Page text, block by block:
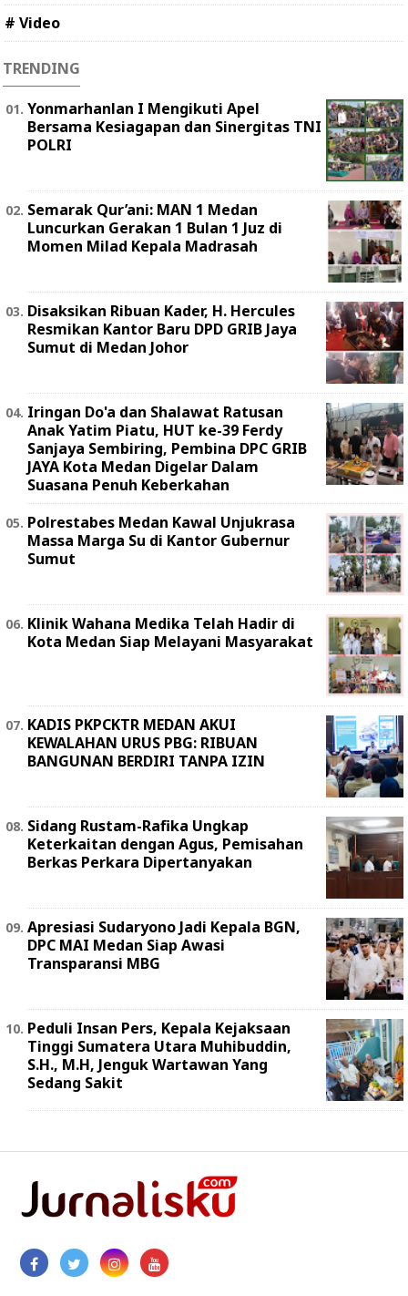
# Video
TRENDING
Yonmarhanlan I Mengikuti Apel
Bersama Kesiagapan dan Sinergitas TNI
POLRI
Semarak Qur’ani: MAN 1 Medan
Luncurkan Gerakan 1 Bulan 1 Juz di
Momen Milad Kepala Madrasah
Disaksikan Ribuan Kader, H. Hercules
Resmikan Kantor Baru DPD GRIB Jaya
Sumut di Medan Johor
Iringan Do'a dan Shalawat Ratusan
Anak Yatim Piatu, HUT ke-39 Ferdy
Sanjaya Sembiring, Pembina DPC GRIB
JAYA Kota Medan Digelar Dalam
Suasana Penuh Keberkahan
Polrestabes Medan Kawal Unjukrasa
Massa Marga Su di Kantor Gubernur
Sumut
Klinik Wahana Medika Telah Hadir di
Kota Medan Siap Melayani Masyarakat
KADIS PKPCKTR MEDAN AKUI
KEWALAHAN URUS PBG: RIBUAN
BANGUNAN BERDIRI TANPA IZIN
Sidang Rustam-Rafika Ungkap
Keterkaitan dengan Agus, Pemisahan
Berkas Perkara Dipertanyakan
Apresiasi Sudaryono Jadi Kepala BGN,
DPC MAI Medan Siap Awasi
Transparansi MBG
Peduli Insan Pers, Kepala Kejaksaan
Tinggi Sumatera Utara Muhibuddin,
S.H., M.H, Jenguk Wartawan Yang
Sedang Sakit